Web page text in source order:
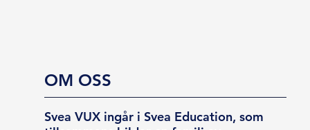
OM OSS
Svea VUX ingår i Svea Education, som